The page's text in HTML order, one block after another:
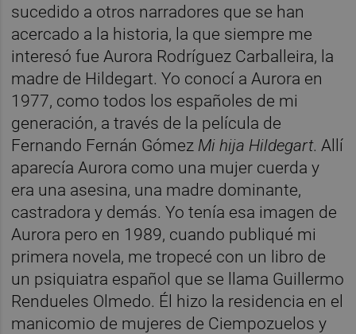
sucedido a otros narradores que se han
acercado a la historia, la que siempre me
interesó fue Aurora Rodríguez Carballeira, la
madre de Hildegart. Yo conocí a Aurora en
1977, como todos los españoles de mi
generación, a través de la película de
Fernando Fernán Gómez Mi hija Hildegart. Allí
aparecía Aurora como una mujer cuerda y
era una asesina, una madre dominante,
castradora y demás. Yo tenía esa imagen de
Aurora pero en 1989, cuando publiqué mi
primera novela, me tropecé con un libro de
un psiquiatra español que se llama Guillermo
Rendueles Olmedo. Él hizo la residencia en el
manicomio de mujeres de Ciempozuelos y